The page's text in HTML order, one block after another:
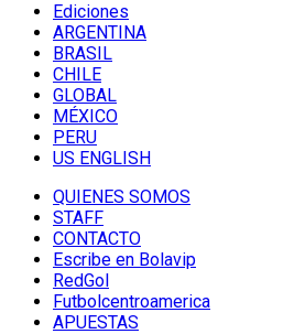
Ediciones
ARGENTINA
BRASIL
CHILE
GLOBAL
MÉXICO
PERU
US ENGLISH
QUIENES SOMOS
STAFF
CONTACTO
Escribe en Bolavip
RedGol
Futbolcentroamerica
APUESTAS